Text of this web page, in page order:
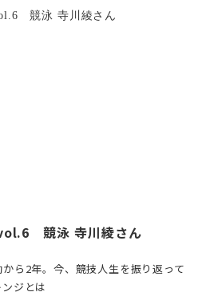
競泳 寺川綾さん
ら2年。今、競技人生を振り返って
ジとは